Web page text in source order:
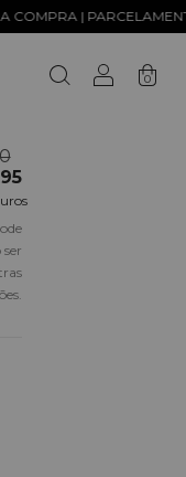
PARCELAMENTO EM ATÉ
0